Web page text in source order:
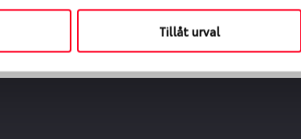
Tillåt urval